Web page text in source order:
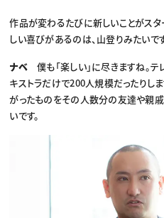
作品が変わるたびに新しいことがスタ
しい喜びがあるのは、山登りみたいです
ナベ僕も「楽しい」に尽きますね。テ
キストラだけで200人規模だったりしま
がったものをその人数分の友達や親
いです。